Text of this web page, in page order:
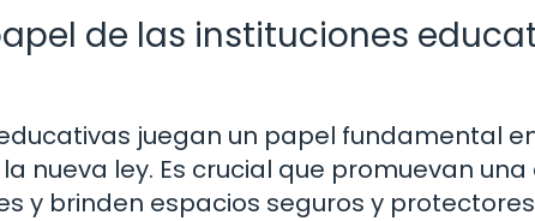
de las instituciones
juegan un papel fundamental
nueva ley. Es crucial que promuevan
y brinden espacios seguros y